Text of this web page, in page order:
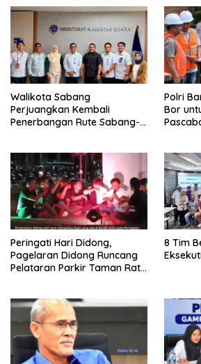
Walikota Sabang
Perjuangkan Kembali
Penerbangan Rute Sabang-
Polri
Bor
Peringati Hari Didong,
Pagelaran Didong Runcang
Pelataran Parkir Taman Ratu
8 Tim